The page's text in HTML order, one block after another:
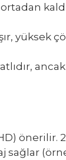
ortadan
yüksek
önerilir.
sağlar